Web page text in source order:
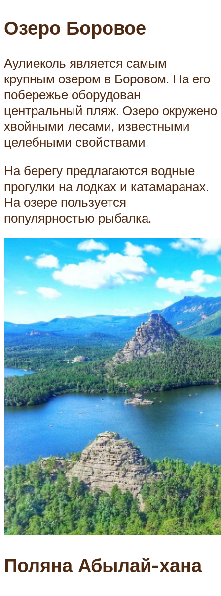
Озеро Боровое
Аулиеколь является самым
крупным озером в Боровом. На его
побережье оборудован
центральный пляж. Озеро окружено
хвойными лесами, известными
целебными свойствами.
На берегу предлагаются водные
прогулки на лодках и катамаранах.
На озере пользуется
популярностью рыбалка.
Поляна Абылай-хана